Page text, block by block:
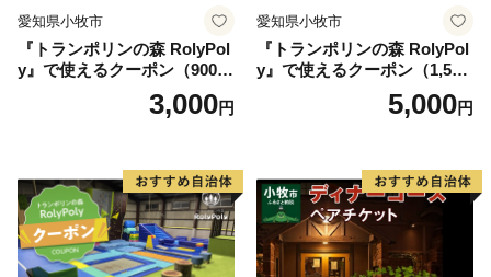
愛知県小牧市
『トランポリンの森 RolyPol
y』で使えるクーポン（900
3,000円
愛知県小牧市
『トランポリンの森 RolyPol
y』で使えるクーポン（1,500
5,000円